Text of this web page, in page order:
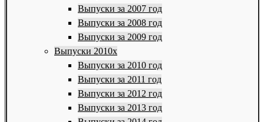
Выпуски за 2007 год
Выпуски за 2008 год
Выпуски за 2009 год
Выпуски 2010х
Выпуски за 2010 год
Выпуски за 2011 год
Выпуски за 2012 год
Выпуски за 2013 год